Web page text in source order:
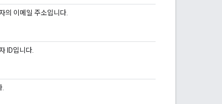
의 이메일 주소입니다.
ID입니다.